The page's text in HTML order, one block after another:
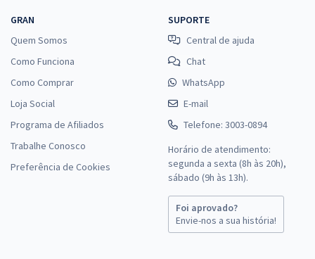
GRAN
Quem Somos
Como Funciona
Como Comprar
Loja Social
Programa de Afiliados
Trabalhe Conosco
Preferência de Cookies
SUPORTE
Central de ajuda
Chat
WhatsApp
E-mail
Telefone: 3003-0894
Horário de atendimento:
segunda a sexta (8h às 20h),
sábado (9h às 13h).
Foi aprovado?
Envie-nos a sua história!